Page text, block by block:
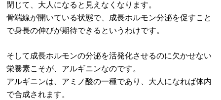
閉じて、大人になると見えなくなります。
骨端線が開いている状態で、成長ホルモン分泌を促すこと
で身長の伸びが期待できるというわけです。
そして成長ホルモンの分泌を活発化させるのに欠かせない
栄養素こそが、アルギニンなのです。
アルギニンは、アミノ酸の一種であり、大人になれば体内
で合成されます。